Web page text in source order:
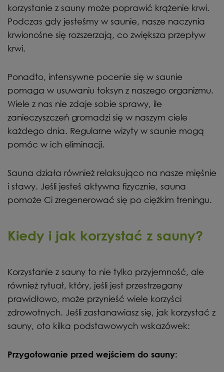
korzystanie z sauny może poprawić krążenie krwi.
Podczas gdy jesteśmy w saunie, nasze naczynia
krwionośne się rozszerzają, co zwiększa przepływ
krwi.
Ponadto, intensywne pocenie się w saunie
pomaga w usuwaniu toksyn z naszego organizmu.
Wiele z nas nie zdaje sobie sprawy, ile
zanieczyszczeń gromadzi się w naszym ciele
każdego dnia. Regularne wizyty w saunie mogą
pomóc w ich eliminacji.
Sauna działa również relaksująco na nasze mięśnie
i stawy. Jeśli jesteś aktywna fizycznie, sauna
pomoże Ci zregenerować się po ciężkim treningu.
Kiedy i jak korzystać z sauny?
Korzystanie z sauny to nie tylko przyjemność, ale
również rytuał, który, jeśli jest przestrzegany
prawidłowo, może przynieść wiele korzyści
zdrowotnych. Jeśli zastanawiasz się, jak korzystać z
sauny, oto kilka podstawowych wskazówek:
Przygotowanie przed wejściem do sauny: